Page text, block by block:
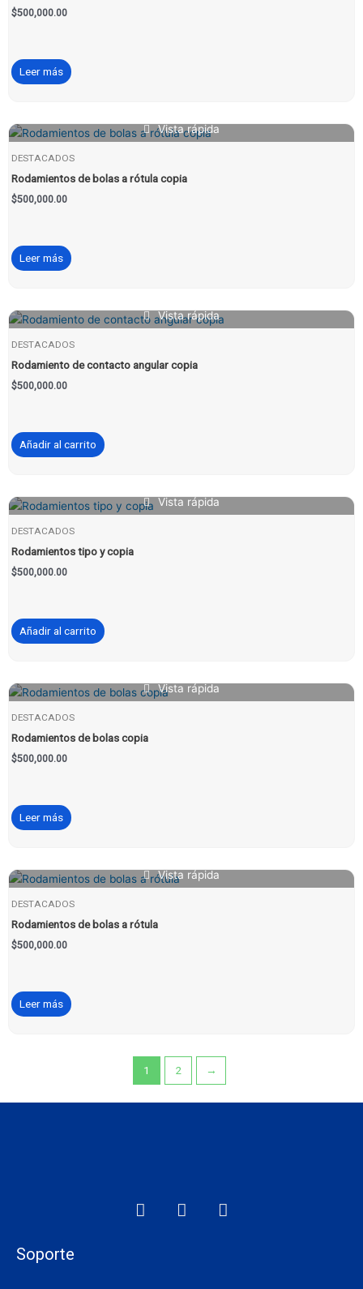
$500,000.00
Leer más
Vista rápida
DESTACADOS
Rodamientos de bolas a rótula copia
$500,000.00
Leer más
Vista rápida
DESTACADOS
Rodamiento de contacto angular copia
$500,000.00
Añadir al carrito
Vista rápida
DESTACADOS
Rodamientos tipo y copia
$500,000.00
Añadir al carrito
Vista rápida
DESTACADOS
Rodamientos de bolas copia
$500,000.00
Leer más
Vista rápida
DESTACADOS
Rodamientos de bolas a rótula
$500,000.00
Leer más
1 2 →
F
a
I
n
W
h
Soporte